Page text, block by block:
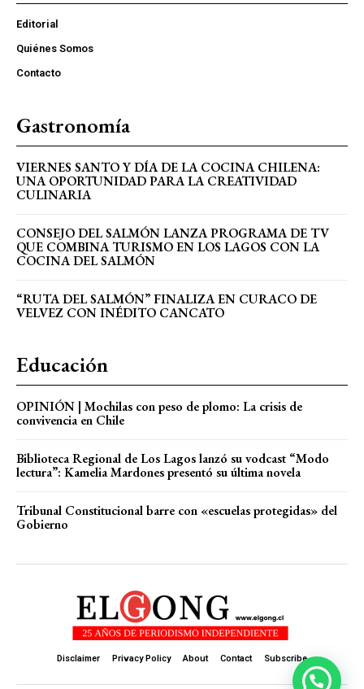
Editorial
Quiénes Somos
Contacto
Gastronomía
VIERNES SANTO Y DÍA DE LA COCINA CHILENA:
UNA OPORTUNIDAD PARA LA CREATIVIDAD
CULINARIA
CONSEJO DEL SALMÓN LANZA PROGRAMA DE TV
QUE COMBINA TURISMO EN LOS LAGOS CON LA
COCINA DEL SALMÓN
“RUTA DEL SALMÓN” FINALIZA EN CURACO DE
VELVEZ CON INÉDITO CANCATO
Educación
OPINIÓN | Mochilas con peso de plomo: La crisis de
convivencia en Chile
Biblioteca Regional de Los Lagos lanzó su vodcast “Modo
lectura”: Kamelia Mardones presentó su última novela
Tribunal Constitucional barre con «escuelas protegidas» del
Gobierno
Disclaimer Privacy Policy About Contact Subscribe